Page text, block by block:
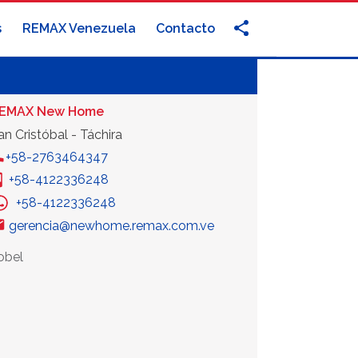
REMAX Venezuela Contacto
New Home
Cristóbal - Táchira
+58-2763464347
+58-4122336248
+58-4122336248
gerencia@newhome.remax.com.ve